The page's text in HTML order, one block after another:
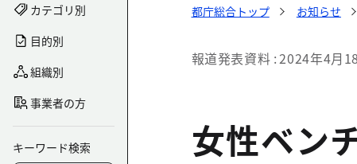
カテゴリ別
目的別
組織別
事業者の方
キーワード検索
都庁総合トップ お知らせ
報道発表資料 2024年4月
女性ベン